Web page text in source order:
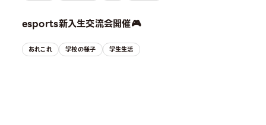
esports新入生交流会開催🎮
あれこれ 学校の様子 学生生活